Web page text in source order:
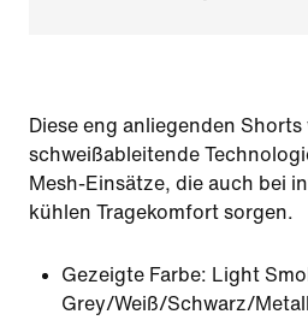
Diese eng anliegenden
schweißableitende
Mesh-Einsätze, die auch bei
kühlen Tragekomfort sorgen.
Gezeigte Farbe: Light
Grey/Weiß/Schwarz/